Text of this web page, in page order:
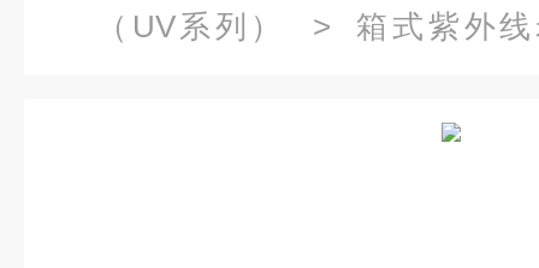
（UV系列）
> 箱式紫外